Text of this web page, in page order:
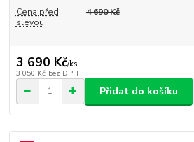
Cena před
slevou
4 690 Kč
3 690 Kč/ks
3 050 Kč bez DPH
Přidat do košíku